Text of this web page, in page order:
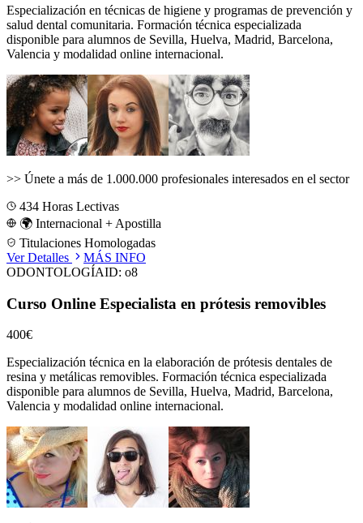
Especialización en técnicas de higiene y programas de prevención y
salud dental comunitaria. Formación técnica especializada
disponible para alumnos de Sevilla, Huelva, Madrid, Barcelona,
Valencia y modalidad online internacional.
>> Únete a más de 1.000.000 profesionales interesados en el sector
434 Horas Lectivas
🌍 Internacional + Apostilla
Titulaciones Homologadas
Ver Detalles
MÁS INFO
ODONTOLOGÍAID: o8
Curso Online Especialista en prótesis removibles
400€
Especialización técnica en la elaboración de prótesis dentales de
resina y metálicas removibles. Formación técnica especializada
disponible para alumnos de Sevilla, Huelva, Madrid, Barcelona,
Valencia y modalidad online internacional.